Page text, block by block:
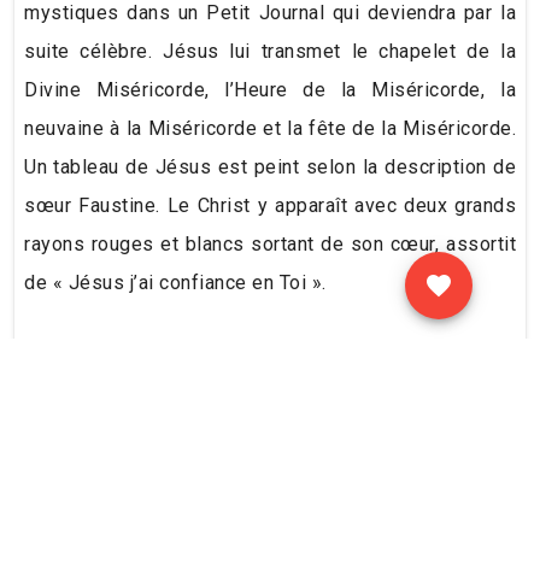
mystiques dans un Petit Journal qui deviendra par la
suite célèbre. Jésus lui transmet le chapelet de la
Divine Miséricorde, l’Heure de la Miséricorde, la
neuvaine à la Miséricorde et la fête de la Miséricorde.
Un tableau de Jésus est peint selon la description de
sœur Faustine. Le Christ y apparaît avec deux grands
rayons rouges et blancs sortant de son cœur, assortit
de « Jésus j’ai confiance en Toi ».